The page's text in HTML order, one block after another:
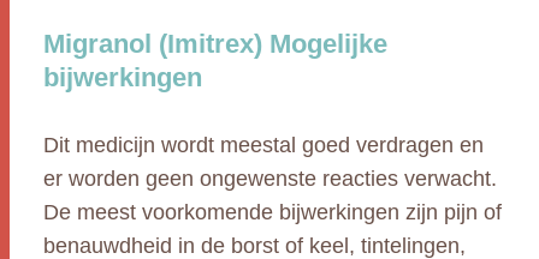
Migranol (Imitrex) Mogelijke
bijwerkingen
Dit medicijn wordt meestal goed verdragen en
er worden geen ongewenste reacties verwacht.
De meest voorkomende bijwerkingen zijn pijn of
benauwdheid in de borst of keel, tintelingen,